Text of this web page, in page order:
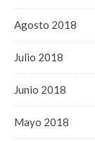
Agosto 2018
Julio 2018
Junio 2018
Mayo 2018